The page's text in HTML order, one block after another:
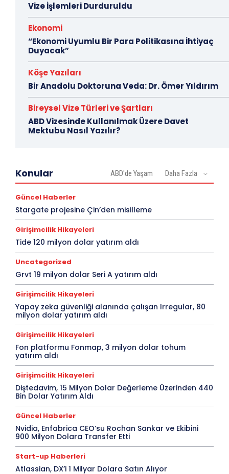
Vize İşlemleri Durduruldu
Ekonomi
“Ekonomi Uyumlu Bir Para Politikasına İhtiyaç
Duyacak”
Köşe Yazıları
Bir Anadolu Doktoruna Veda: Dr. Ömer Yıldırım
Bireysel Vize Türleri ve Şartları
ABD Vizesinde Kullanılmak Üzere Davet
Mektubu Nasıl Yazılır?
Konular ABD'de Yaşam Daha Fazla
Güncel Haberler
Stargate projesine Çin’den misilleme
Girişimcilik Hikayeleri
Tide 120 milyon dolar yatırım aldı
Uncategorized
Grvt 19 milyon dolar Seri A yatırım aldı
Girişimcilik Hikayeleri
Yapay zeka güvenliği alanında çalışan Irregular, 80
milyon dolar yatırım aldı
Girişimcilik Hikayeleri
Fon platformu Fonmap, 3 milyon dolar tohum
yatırım aldı
Girişimcilik Hikayeleri
Diştedavim, 15 Milyon Dolar Değerleme Üzerinden 440
Bin Dolar Yatırım Aldı
Güncel Haberler
Nvidia, Enfabrica CEO’su Rochan Sankar ve Ekibini
900 Milyon Dolara Transfer Etti
Start-up Haberleri
Atlassian, DX’i 1 Milyar Dolara Satın Alıyor